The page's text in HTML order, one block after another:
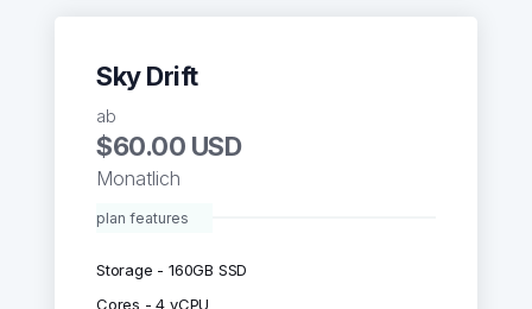
Sky Drift
ab
$60.00 USD
Monatlich
plan features
Storage - 160GB SSD
Cores - 4 vCPU